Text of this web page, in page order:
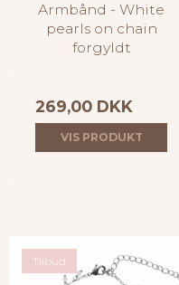
Armbånd - White
pearls on chain
forgyldt
269,00 DKK
VIS PRODUKT
Tilbud